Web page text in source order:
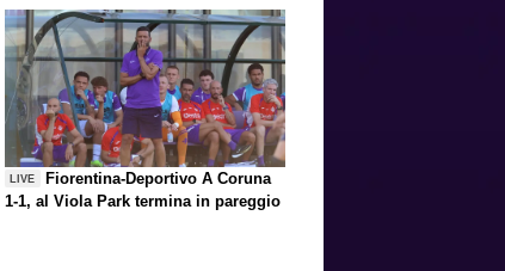
LIVE
Fiorentina-Deportivo A Coruna
1-1, al Viola Park termina in pareggio